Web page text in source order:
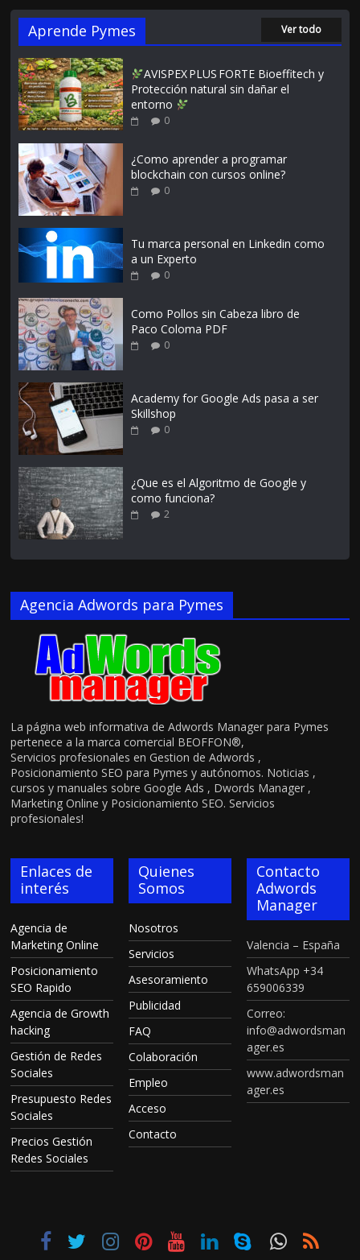
Aprende Pymes Ver todo
AVISPEX PLUS FORTE Bioeffitech y
Protección natural sin dañar el
entorno
0
¿Como aprender a programar
blockchain con cursos online?
0
Tu marca personal en Linkedin como
a un Experto
0
Como Pollos sin Cabeza libro de
Paco Coloma PDF
0
Academy for Google Ads pasa a ser
Skillshop
0
¿Que es el Algoritmo de Google y
como funciona?
2
Agencia Adwords para Pymes
La página web informativa de Adwords Manager para Pymes
pertenece a la marca comercial BEOFFON®,
Servicios profesionales en Gestion de Adwords ,
Posicionamiento SEO para Pymes y autónomos. Noticias ,
cursos y manuales sobre Google Ads , Dwords Manager ,
Marketing Online y Posicionamiento SEO. Servicios
profesionales!
Enlaces de
interés
Agencia de
Marketing Online
Posicionamiento
SEO Rapido
Agencia de Growth
hacking
Gestión de Redes
Sociales
Presupuesto Redes
Sociales
Precios Gestión
Redes Sociales
Quienes
Somos
Nosotros
Servicios
Asesoramiento
Publicidad
FAQ
Colaboración
Empleo
Acceso
Contacto
Contacto
Adwords
Manager
Valencia – España
WhatsApp +34
659006339
Correo:
info@adwordsman
ager.es
www.adwordsman
ager.es